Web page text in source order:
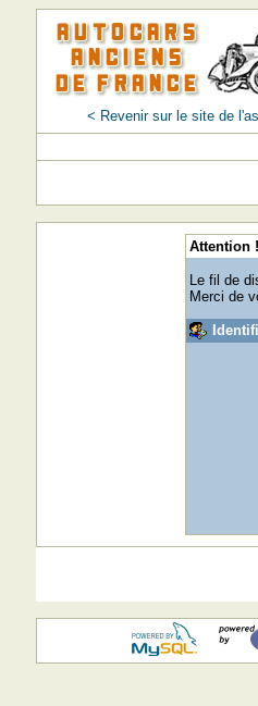
< Revenir sur le site de
Attention !
Le fil de
Merci de